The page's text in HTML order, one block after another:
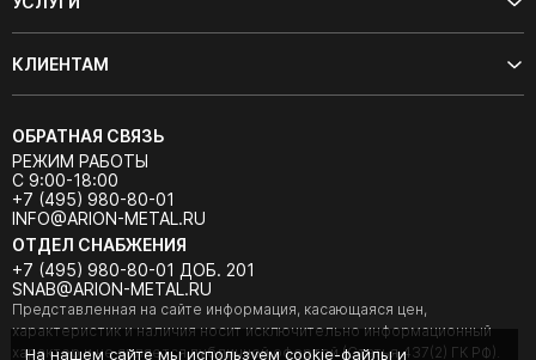
КЛИЕНТАМ
ОБРАТНАЯ СВЯЗЬ
РЕЖИМ РАБОТЫ
С 9:00-18:00
+7 (495) 980-80-01
INFO@ARION-METAL.RU
ОТДЕЛ СНАБЖЕНИЯ
+7 (495) 980-80-01 ДОБ. 201
SNAB@ARION-METAL.RU
Представленная на сайте информация, касающаяся цен,
характеристик и наличия носит исключительно информационный
характер и не является публичной офертой (Статья 437(2) ГК РФ).
На нашем сайте мы используем cookie-файлы и